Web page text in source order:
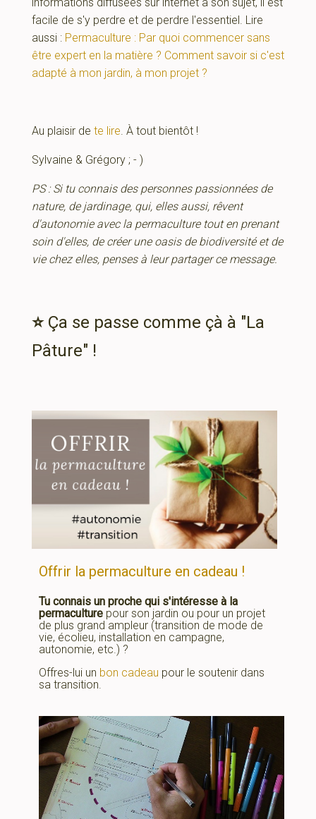
facile de s'y perdre et de perdre l'essentiel. Lire
aussi : Permaculture : Par quoi commencer sans
être expert en la matière ? Comment savoir si c'est
adapté à mon jardin, à mon projet ?
Au plaisir de te lire . À tout bientôt !
Sylvaine & Grégory ; - )
PS : Si tu connais des personnes passionnées de
nature, de jardinage, qui, elles aussi, rêvent
d'autonomie avec la permaculture tout en prenant
soin d'elles, de créer une oasis de biodiversité et de
vie chez elles, penses à leur partager ce message.
⭐ Ça se passe comme çà à "La
Pâture" !
Offrir la permaculture en cadeau !
Tu connais un proche qui s'intéresse à la
permaculture pour son jardin ou pour un projet
de plus grand ampleur (transition de mode de
vie, écolieu, installation en campagne,
autonomie, etc.) ?
Offres-lui un bon cadeau pour le soutenir dans
sa transition.